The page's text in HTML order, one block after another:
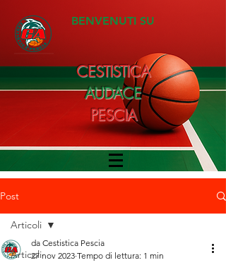
BENVENUTI SU
CESTISTICA
AUDACE
PESCIA
Post
Articoli
Articoli
da Cestistica Pescia
27 nov 2023 Tempo di lettura: 1 min